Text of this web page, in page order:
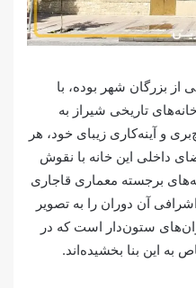
از بزرگان شهر بوده، با
تاریخی شیراز به
و آینه‌کاری زیبای خود، هر
داخلی این خانه با نقوش
برجسته معماری قاجاری
آن دوران را به تصویر
ستون‌دار است که در
به این بنا بخشیده‌اند.